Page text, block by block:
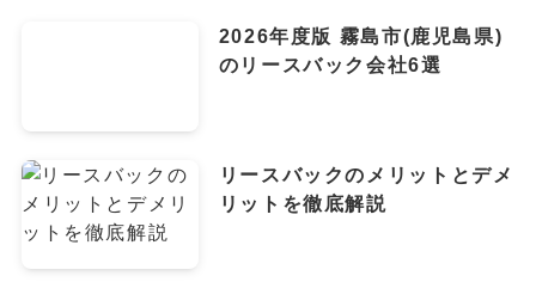
2026年度版 霧島市(鹿児島県)
のリースバック会社6選
リースバックのメリットとデメ
リットを徹底解説